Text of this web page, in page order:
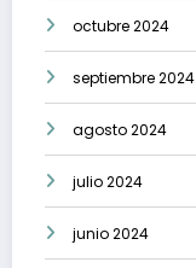
octubre 2024
septiembre 2024
agosto 2024
julio 2024
junio 2024